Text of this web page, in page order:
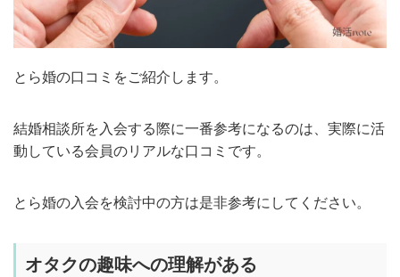
とら婚の口コミをご紹介します。
結婚相談所を入会する際に一番参考になるのは、実際に活
動している会員のリアルな口コミです。
とら婚の入会を検討中の方は是非参考にしてください。
オタクの趣味への理解がある